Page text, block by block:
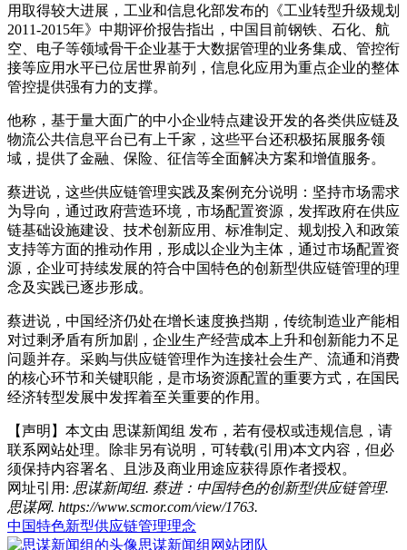
用取得较大进展，工业和信息化部发布的《工业转型升级规划
2011-2015年》中期评价报告指出，中国目前钢铁、石化、航
空、电子等领域骨干企业基于大数据管理的业务集成、管控衔
接等应用水平已位居世界前列，信息化应用为重点企业的整体
管控提供强有力的支撑。
他称，基于量大面广的中小企业特点建设开发的各类供应链及
物流公共信息平台已有上千家，这些平台还积极拓展服务领
域，提供了金融、保险、征信等全面解决方案和增值服务。
蔡进说，这些供应链管理实践及案例充分说明：坚持市场需求
为导向，通过政府营造环境，市场配置资源，发挥政府在供应
链基础设施建设、技术创新应用、标准制定、规划投入和政策
支持等方面的推动作用，形成以企业为主体，通过市场配置资
源，企业可持续发展的符合中国特色的创新型供应链管理的理
念及实践已逐步形成。
蔡进说，中国经济仍处在增长速度换挡期，传统制造业产能相
对过剩矛盾有所加剧，企业生产经营成本上升和创新能力不足
问题并存。采购与供应链管理作为连接社会生产、流通和消费
的核心环节和关键职能，是市场资源配置的重要方式，在国民
经济转型发展中发挥着至关重要的作用。
【声明】本文由 思谋新闻组 发布，若有侵权或违规信息，请
联系网站处理。除非另有说明，可转载(引用)本文内容，但必
须保持内容署名、且涉及商业用途应获得原作者授权。
网址引用: 思谋新闻组. 蔡进：中国特色的创新型供应链管理.
思谋网. https://www.scmor.com/view/1763.
中国特色新型供应链管理理念
思谋新闻组 网站团队